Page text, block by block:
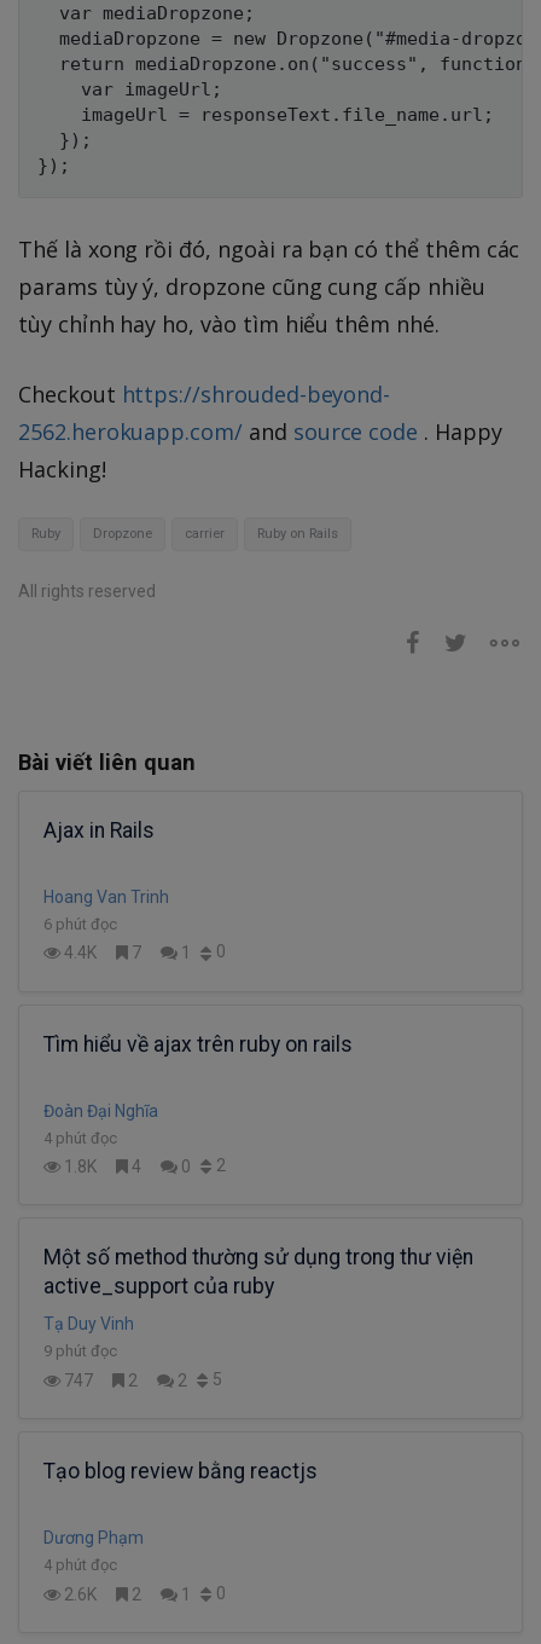
  var mediaDropzone;
mediaDropzone = new Dropzone("#media-
return mediaDropzone.on("success",
    var imageUrl;
    imageUrl = responseText.file_name.url;
  });
Thế là xong rồi đó, ngoài ra bạn có thể thêm các
params tùy ý, dropzone cũng cung cấp nhiều
tùy chỉnh hay ho, vào tìm hiểu thêm nhé.
Checkout https://shrouded-beyond-
2562.herokuapp.com/ and source code . Happy
Hacking!
Ruby Dropzone carrier Ruby on Rails
All rights reserved
Bài viết liên quan
Ajax in Rails
Hoang Van Trinh
6 phút đọc
4.4K 7 1 0
Tìm hiểu về ajax trên ruby on rails
Đoàn Đại Nghĩa
4 phút đọc
1.8K 4 0 2
Một số method thường sử dụng trong thư viện
active_support của ruby
Tạ Duy Vinh
9 phút đọc
747 2 2 5
Tạo blog review bằng reactjs
Dương Phạm
4 phút đọc
2.6K 2 1 0